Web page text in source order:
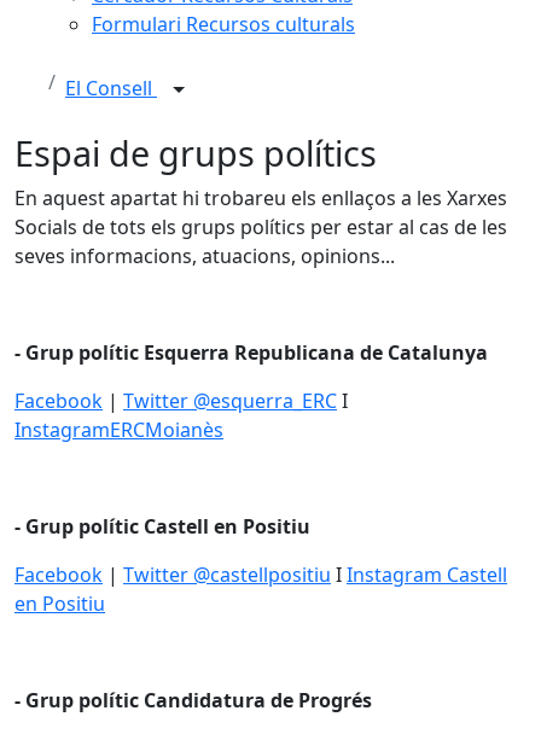
Formulari Recursos culturals
El Consell
Espai de grups polítics
En aquest apartat hi trobareu els enllaços a les Xarxes
Socials de tots els grups polítics per estar al cas de les
seves informacions, atuacions, opinions...
- Grup polític Esquerra Republicana de Catalunya
Facebook | Twitter @esquerra_ERCI
InstagramERCMoianès
- Grup polític Castell en Positiu
Facebook | Twitter @castellpositiu IInstagram Castell
en Positiu
- Grup polític Candidatura de Progrés